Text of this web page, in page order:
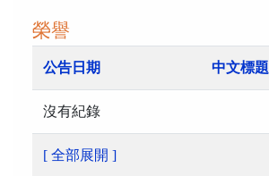
榮譽
公告日期 中文標題
沒有紀錄
[ 全部展開 ]